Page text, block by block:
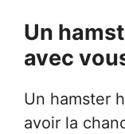
Un
avec
Un hamster
avoir la